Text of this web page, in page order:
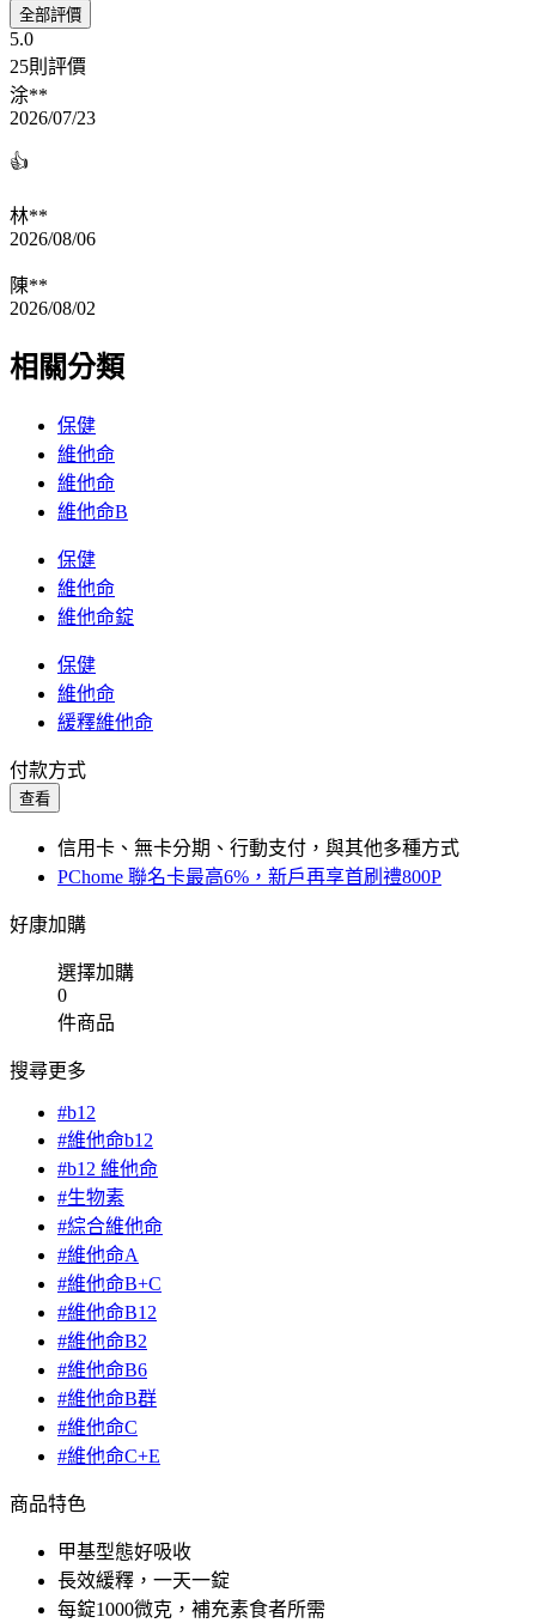
全部評價
5.0
25則評價
涂**
2026/07/23
👍
林**
2026/08/06
陳**
2026/08/02
相關分類
保健
維他命
維他命
維他命B
保健
維他命
維他命錠
保健
維他命
緩釋維他命
付款方式
查看
信用卡、無卡分期、行動支付，與其他多種方式
PChome 聯名卡最高6%，新戶再享首刷禮800P
好康加購
選擇加購
0
件商品
搜尋更多
#b12
#維他命b12
#b12 維他命
#生物素
#綜合維他命
#維他命A
#維他命B+C
#維他命B12
#維他命B2
#維他命B6
#維他命B群
#維他命C
#維他命C+E
商品特色
甲基型態好吸收
長效緩釋，一天一錠
每錠1000微克，補充素食者所需